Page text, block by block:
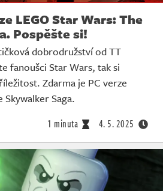
LEGO Star Wars: The
Pospěšte si!
dobrodružství od TT
fanoušci Star Wars, tak si
Zdarma je PC verze
Skywalker Saga.
1 minuta 4. 5. 2025